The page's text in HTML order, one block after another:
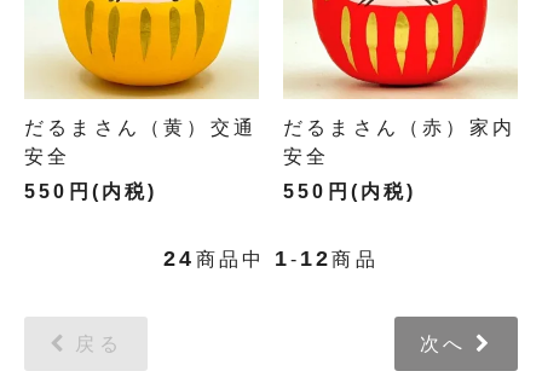
だるまさん（黄）交通
安全
550円(内税)
だるまさん（赤）家内
安全
550円(内税)
24 商品中 1- 12商品
戻る 次へ